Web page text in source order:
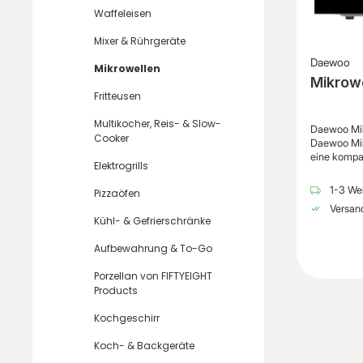
Waffeleisen
Mixer & Rührgeräte
Mikrowellen
Fritteusen
Multikocher, Reis- & Slow-
Cooker
Elektrogrills
Pizzaöfen
Kühl- & Gefrierschränke
Aufbewahrung & To-Go
Porzellan von FIFTYEIGHT
Products
Kochgeschirr
Koch- & Backgeräte
Daewoo
Daewoo
Daewoo
eine
Küche. Mit
schnell
eine
1-3